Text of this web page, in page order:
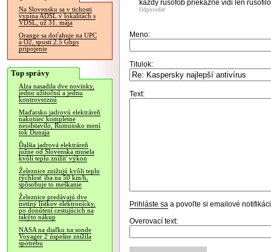
Na Slovensku sa v tichosti
vypína ADSL v lokalitách s
VDSL, už 31. mája
Orange sa doťahuje na UPC
a O2, spustí 2.5 Gbps
pripojenie
Top správy
Alza nasadila dve novinky,
jednu užitočnú a jednu
kontroverznú
Maďarsko jadrovú elektráreň
nakoniec kompletne
neodstavilo, Rumunsko mení
tok Dunaja
Ďalšia jadrová elektráreň
južne od Slovenska musela
kvôli teplu znížiť výkon
Železnice znižujú kvôli teplu
rýchlosť iba na 50 km/h,
spôsobuje to meškanie
Železnice predávajú dve
tretiny lístkov elektronicky,
po donútení cestujúcich na
takýto nákup
NASA na diaľku na sonde
Voyager 2 úspešne znížila
spotrebu
kazdy rusofob priekazne vidi len
Odpovedať
Meno:
Titulok:
Text:
Prihláste sa a povoľte si emailové
Overovací text: